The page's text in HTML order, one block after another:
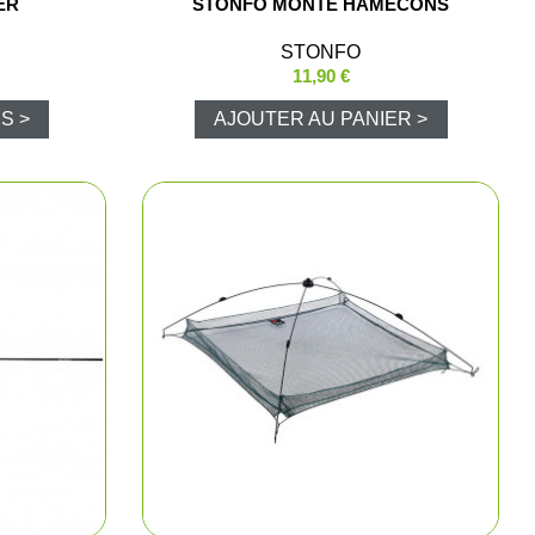
pochettes
>
STONFO MONTE HAMECONS
STONFO
11,90 €
AJOUTER AU PANIER >